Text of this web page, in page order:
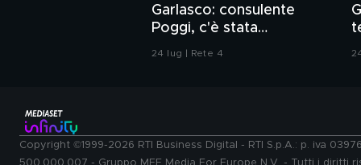
Garlasco: consulente
Poggi, c'è stata
contaminazione sulle
24 lug | Rete 4
Copyright ©1999-2026 RTI Business Digital - RTI S.p.A.: p. iva